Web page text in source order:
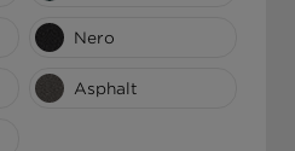
Nero
Asphalt